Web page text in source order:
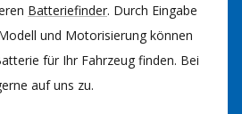
Batteriefinder. Durch Eingabe
und Motorisierung können
für Ihr Fahrzeug finden. Bei
auf uns zu.